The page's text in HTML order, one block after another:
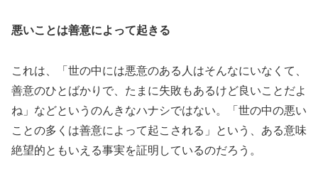
悪いことは善意によって起きる
これは、「世の中には悪意のある人はそんなにいなくて、
善意のひとばかりで、たまに失敗もあるけど良いことだよ
ね」などというのんきなハナシではない。「世の中の悪い
ことの多くは善意によって起こされる」という、ある意味
絶望的ともいえる事実を証明しているのだろう。